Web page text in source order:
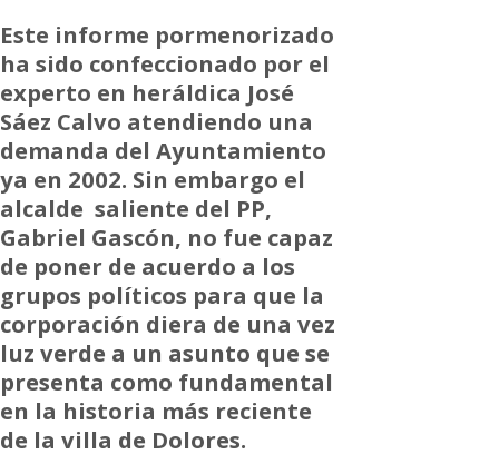
Este informe pormenorizado
ha sido confeccionado por el
experto en heráldica José
Sáez Calvo atendiendo una
demanda del Ayuntamiento
ya en 2002. Sin embargo el
alcalde saliente del PP,
Gabriel Gascón, no fue capaz
de poner de acuerdo a los
grupos políticos para que la
corporación diera de una vez
luz verde a un asunto que se
presenta como fundamental
en la historia más reciente
de la villa de Dolores.